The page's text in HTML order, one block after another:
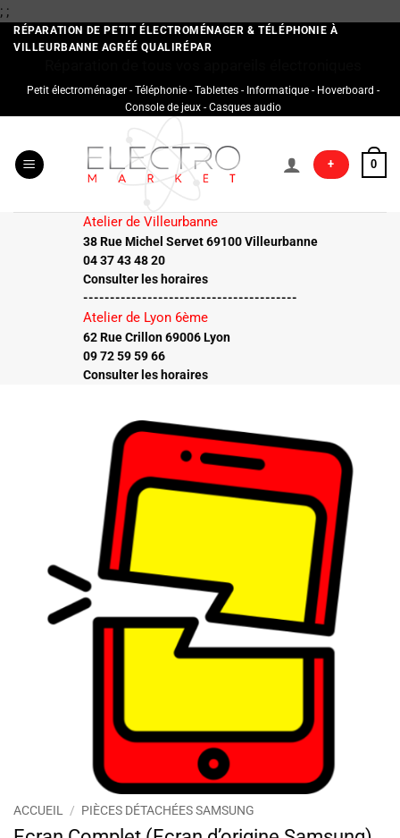
; ;Passer
au
contenu
RÉPARATION DE PETIT ÉLECTROMÉNAGER & TÉLÉPHONIE À
VILLEURBANNE AGRÉÉ QUALIRÉPAR
Petit électroménager - Téléphonie - Tablettes - Informatique - Hoverboard -
Console de jeux - Casques audio
+ 0
Atelier de Villeurbanne
38 Rue Michel Servet 69100 Villeurbanne
04 37 43 48 20
Consulter les horaires
----------------------------------------
Atelier de Lyon 6ème
62 Rue Crillon 69006 Lyon
09 72 59 59 66
Consulter les horaires
ACCUEIL / PIÈCES DÉTACHÉES SAMSUNG